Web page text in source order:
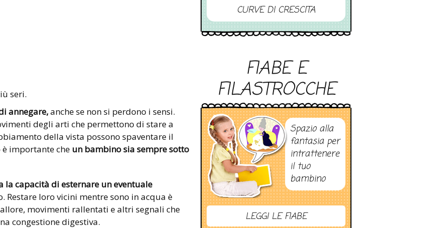
seri.
annegare,anche se non si perdono i sensi.
degli arti che permettono di stare a
della vista possono spaventare il
importante che un bambino sia sempre sotto
la capacità di esternare un eventuale
Restare loro vicini mentre sono in acqua è
movimenti rallentati e altri segnali che
congestione digestiva.
CURVE DI CRESCITA
FIABE E
FILASTROCCHE
Spazio alla
fantasia per
intrattenere
il tuo
bambino
LEGGI LE FIABE